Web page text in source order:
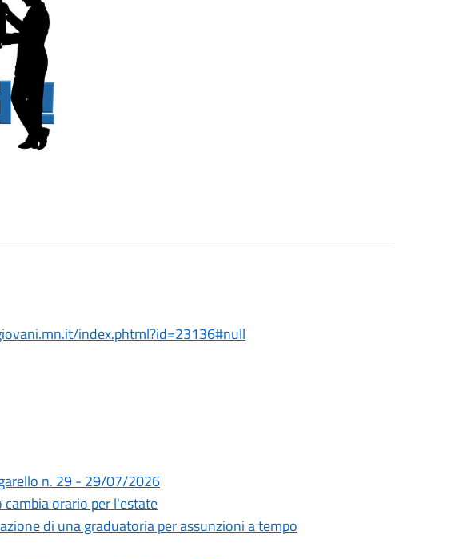
index.phtml?id=23136#null
n. 29 - 29/07/2026
orario per l'estate
di una graduatoria per assunzioni a tempo